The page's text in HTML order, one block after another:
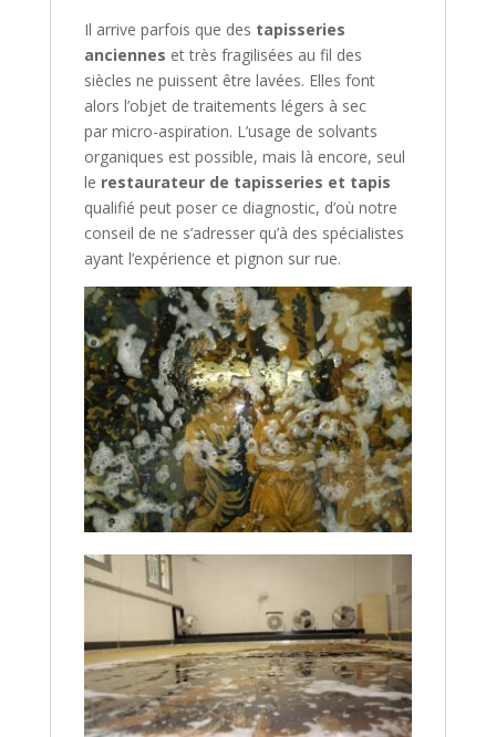
Il arrive parfois que des tapisseries
anciennes et très fragilisées au fil des
siècles ne puissent être lavées. Elles font
alors l’objet de traitements légers à sec
par micro-aspiration. L’usage de solvants
organiques est possible, mais là encore, seul
le restaurateur de tapisseries et tapis
qualifié peut poser ce diagnostic, d’où notre
conseil de ne s’adresser qu’à des spécialistes
ayant l’expérience et pignon sur rue.